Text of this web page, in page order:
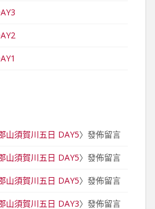
山須賀川五日 DAY5〉發佈留言
山須賀川五日 DAY5〉發佈留言
山須賀川五日 DAY5〉發佈留言
山須賀川五日 DAY3〉發佈留言